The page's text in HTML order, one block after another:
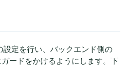
設定を行い、バックエンド側の
ードをかけるようにします。下